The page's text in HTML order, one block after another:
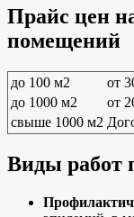
Прайс цен
помещений
до 100 м2
от
до 1000 м2
от
свыше 1000 м2
Виды работ